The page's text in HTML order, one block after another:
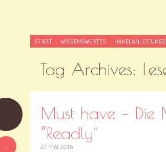
Kaufst du noch oder
SKIP
TO
START WISSENSWERTES
Tag Archives:
0
Must have – Die
“Readly”
27. MAI 2016